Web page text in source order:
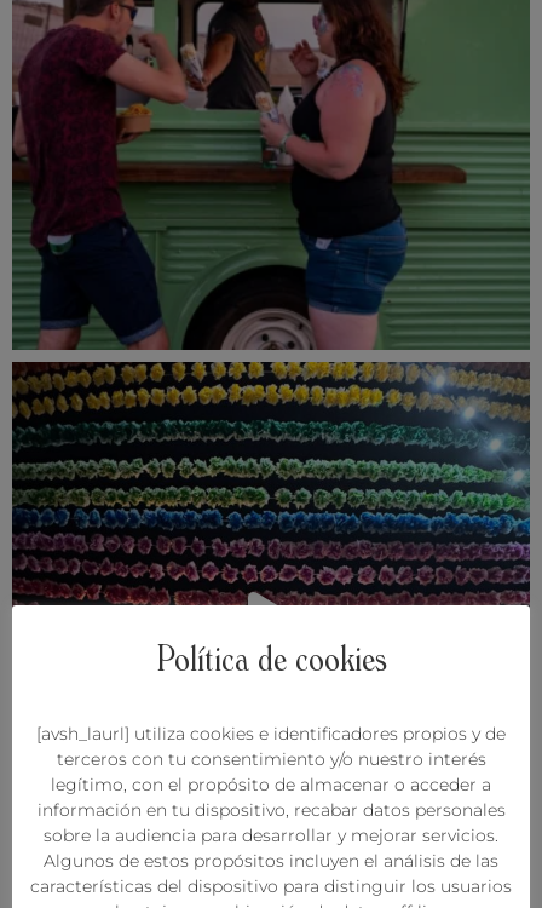
Política de cookies
[avsh_laurl] utiliza cookies e identificadores propios y de
terceros con tu consentimiento y/o nuestro interés
legítimo, con el propósito de almacenar o acceder a
información en tu dispositivo, recabar datos personales
sobre la audiencia para desarrollar y mejorar servicios.
Algunos de estos propósitos incluyen el análisis de las
características del dispositivo para distinguir los usuarios